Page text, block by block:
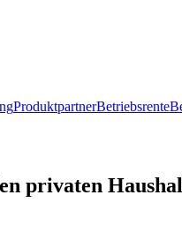
ProduktpartnerBetriebsrente
privaten